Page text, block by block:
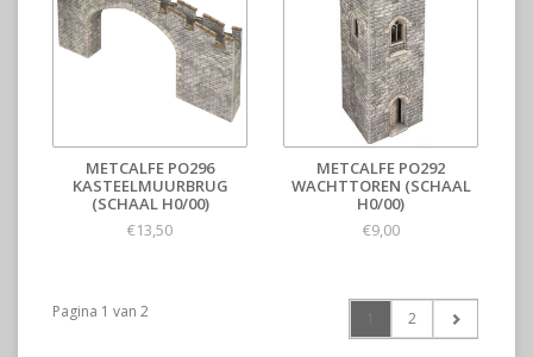
METCALFE PO296
KASTEELMUURBRUG
(SCHAAL H0/00)
€13,50
METCALFE PO292
WACHTTOREN (SCHAAL
H0/00)
€9,00
Pagina 1 van 2 2